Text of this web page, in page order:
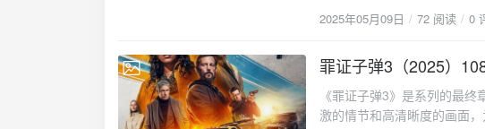
感表达方式；而嘉盈则在精
了欢笑与泪水。精灵用它的
到，当最后一个愿望实现后
巧妙地将奇幻元素与现实情
仅仅是实现愿望的工具，更
位修复版，采用蓝光原盘
临其境。内封简繁字幕影片
繁体中文的观众，都能无障
download" href="https://
地球经历了严重的环境灾难
的情感和价值观。角色介绍
护他的爱犬。机器人：芬奇
情感。狗：芬奇的爱犬，是
和音效，让你仿佛置身于电
2025年05月09日 72 阅读 0
2025-05-08
罪证子弹3（2025）
《罪证子弹3》是系列的最
激的情节和高清晰度的画面